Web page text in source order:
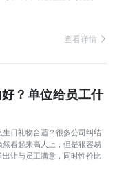
查看详情
？单位给员工什
日礼物合适？很多公司纠结
看起来高大上，但是很容易
让与员工满意，同时性价比